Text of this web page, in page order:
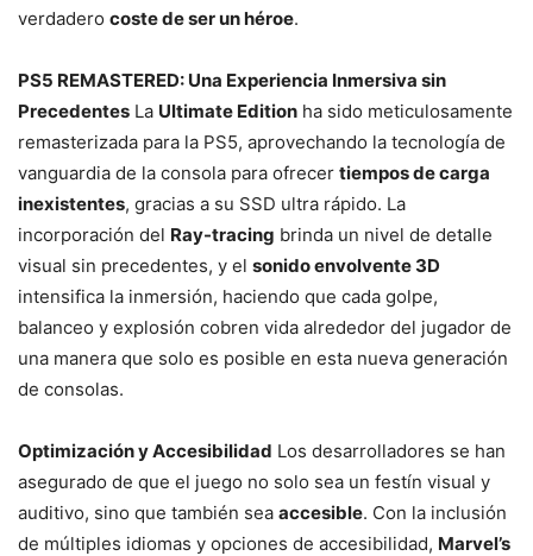
verdadero coste de ser un héroe.
PS5 REMASTERED: Una Experiencia Inmersiva sin
Precedentes La Ultimate Edition ha sido meticulosamente
remasterizada para la PS5, aprovechando la tecnología de
vanguardia de la consola para ofrecer tiempos de carga
inexistentes, gracias a su SSD ultra rápido. La
incorporación del Ray-tracing brinda un nivel de detalle
visual sin precedentes, y el sonido envolvente 3D
intensifica la inmersión, haciendo que cada golpe,
balanceo y explosión cobren vida alrededor del jugador de
una manera que solo es posible en esta nueva generación
de consolas.
Optimización y Accesibilidad Los desarrolladores se han
asegurado de que el juego no solo sea un festín visual y
auditivo, sino que también sea accesible. Con la inclusión
de múltiples idiomas y opciones de accesibilidad, Marvel’s